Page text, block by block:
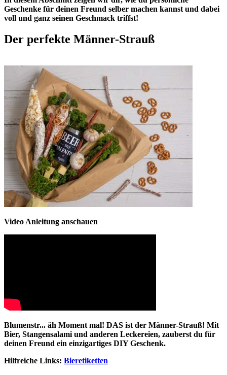
Geschenke für deinen Freund selber machen kannst und dabei
voll und ganz seinen Geschmack triffst!
Der perfekte Männer-Strauß
Video Anleitung anschauen
Blumenstr... äh Moment mal! DAS ist der Männer-Strauß! Mit
Bier, Stangensalami und anderen Leckereien, zauberst du für
deinen Freund ein einzigartiges DIY Geschenk.
Hilfreiche Links: Bieretiketten